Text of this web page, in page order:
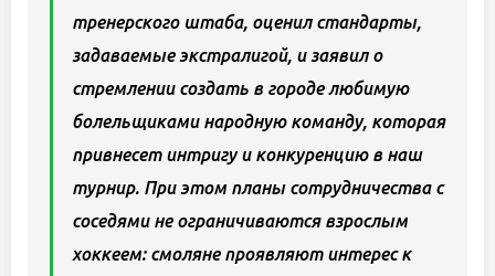
тренерского штаба, оценил стандарты,
задаваемые экстралигой, и заявил о
стремлении создать в городе любимую
болельщиками народную команду, которая
привнесет интригу и конкуренцию в наш
турнир. При этом планы сотрудничества с
соседями не ограничиваются взрослым
хоккеем: смоляне проявляют интерес к